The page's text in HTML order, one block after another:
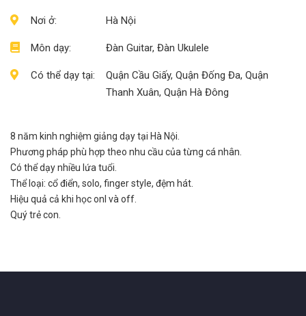
Nơi ở:
Môn dạy:
Có thể dạy tại:
Hà Nội
Đàn Guitar, Đàn Ukulele
Quận Cầu Giấy, Quận Đống Đa, Quận
Thanh Xuân, Quận Hà Đông
8 năm kinh nghiệm giảng dạy tại Hà Nội.
Phương pháp phù hợp theo nhu cầu của từng cá nhân.
Có thể dạy nhiều lứa tuổi.
Thể loại: cổ điển, solo, finger style, đệm hát.
Hiệu quả cả khi học onl và off.
Quý trẻ con.